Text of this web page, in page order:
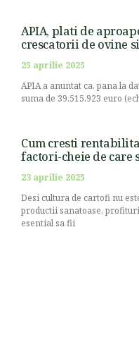
APIA, plati de
crescatorii de ovine
25 aprilie 2025
APIA a anuntat ca, pana la
suma de 39.515.923 euro
Cum cresti
factori-cheie de care
23 aprilie 2025
Desi cultura de cartofi nu
productii sanatoase,
esential sa fii